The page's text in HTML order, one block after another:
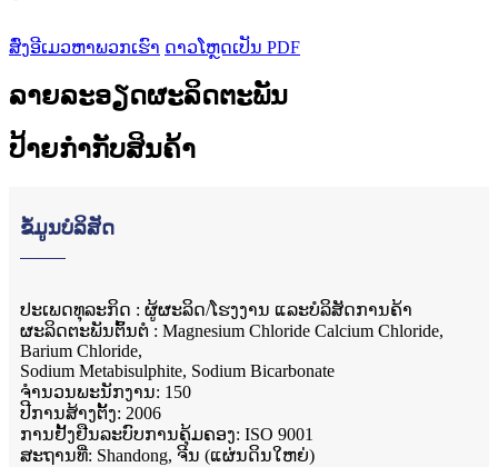
ສົ່ງອີເມວຫາພວກເຮົາ ດາວໂຫຼດເປັນ PDF
ລາຍລະອຽດຜະລິດຕະພັນ
ປ້າຍກຳກັບສິນຄ້າ
ຂໍ້ມູນບໍລິສັດ
ປະເພດທຸລະກິດ : ຜູ້ຜະລິດ/ໂຮງງານ ແລະບໍລິສັດການຄ້າ
ຜະ​ລິດ​ຕະ​ພັນ​ຕົ້ນ​ຕໍ : Magnesium Chloride Calcium Chloride,
Barium Chloride,
Sodium Metabisulphite, Sodium Bicarbonate
ຈໍານວນພະນັກງານ: 150
ປີ​ການ​ສ້າງ​ຕັ້ງ​: 2006​
ການຢັ້ງຢືນລະບົບການຄຸ້ມຄອງ: ISO 9001
ສະຖານທີ່: Shandong, ຈີນ (ແຜ່ນດິນໃຫຍ່)